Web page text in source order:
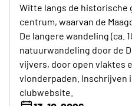
Witte langs de historische
centrum, waarvan de
De langere wandeling (ca.
natuurwandeling door de
vijvers, door open vlaktes
vlonderpaden. Inschrijven
clubwebsite.